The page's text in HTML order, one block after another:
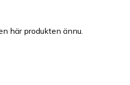
här produkten ännu.